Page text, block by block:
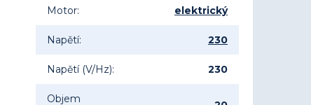
Motor: elektrický
Napětí: 230
Napětí (V/Hz): 230
Objem